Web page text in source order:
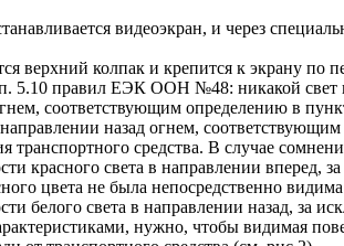
видеоэкран, и через
верхний колпак и крепится к экрану по
5.10 правил ЕЭК ООН №48: никакой свет
соответствующим определению в
направлении назад огнем,
транспортного средства. В случае
красного света в направлении вперед,
цвета не была непосредственно
белого света в направлении назад, за
нужно, чтобы видимая